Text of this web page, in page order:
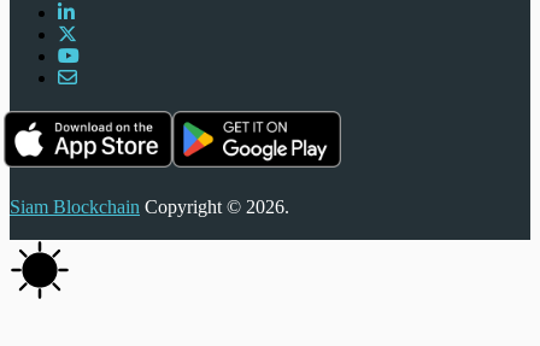
Siam Blockchain Copyright © 2026.